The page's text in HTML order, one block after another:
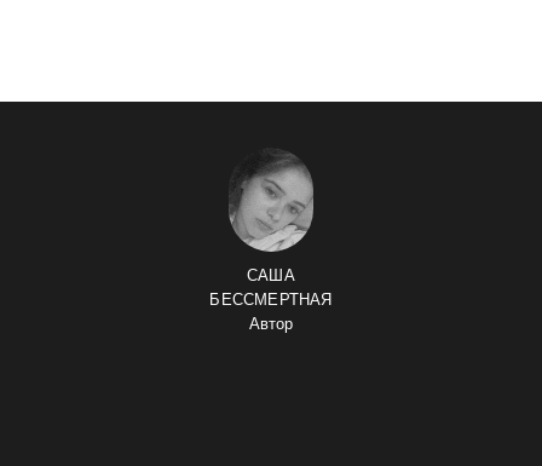
САША
БЕССМЕРТНАЯ
Автор